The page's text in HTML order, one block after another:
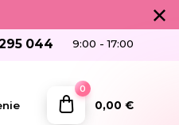
295 044 9:00 - 17:00
0
0,00 €